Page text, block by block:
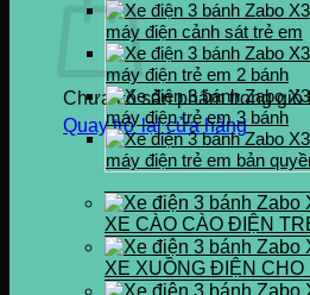
Chưa có sản phẩm trong giỏ
Quay trở lại cửa hàng
máy điện cảnh sát trẻ em
máy điện trẻ em 2 bánh
máy điện trẻ em 3 bánh
máy điện trẻ em bản
XE CÀO CÀO ĐIỆN
XE XUỒNG ĐIỆN CHO